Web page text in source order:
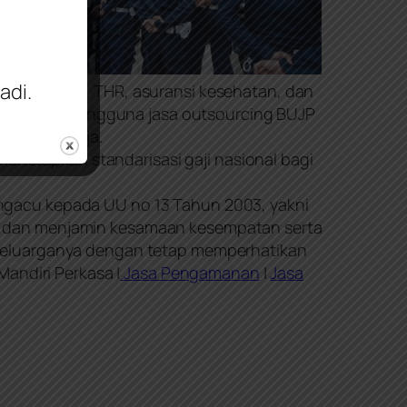
bagi
seragam, THR, asuransi kesehatan, dan
itu, pengguna jasa outsourcing BUJP
bekerja.
standarisasi gaji nasional bagi
kepada UU no 13 Tahun 2003, yakni
menjamin kesamaan kesempatan serta
dengan tetap memperhatikan
Perkasa | Jasa Pengamanan |Jasa